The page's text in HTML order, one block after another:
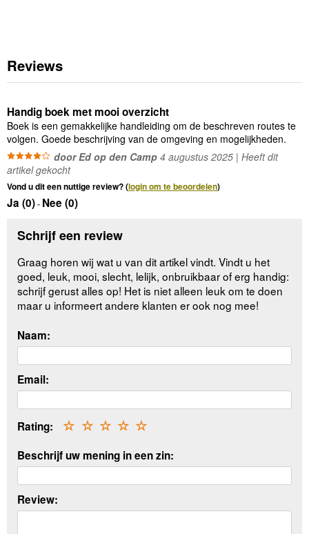
Reviews
Handig boek met mooi overzicht
Boek is een gemakkelijke handleiding om de beschreven routes te
volgen. Goede beschrijving van de omgeving en mogelijkheden.
door Ed op den Camp 4 augustus 2025 | Heeft dit
artikel gekocht
Vond u dit een nuttige review? (login om te beoordelen)
Ja (0)- Nee (0)
Schrijf een review
Graag horen wij wat u van dit artikel vindt. Vindt u het
goed, leuk, mooi, slecht, lelijk, onbruikbaar of erg handig:
schrijf gerust alles op! Het is niet alleen leuk om te doen
maar u informeert andere klanten er ook nog mee!
Naam:
Email:
Rating: ☆
☆
☆
☆
☆
Beschrijf uw mening in een zin:
Review: